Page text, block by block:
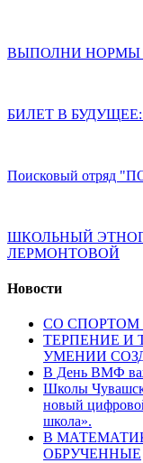
ВЫПОЛНИ НОРМЫ
БИЛЕТ В БУДУЩЕЕ:
Поисковый отряд
ШКОЛЬНЫЙ
ЛЕРМОНТОВОЙ
Новости
СО
ТЕРПЕНИЕ И
УМЕНИИ
В День ВМФ
Школы
новый
школа».
В
ОБРУЧЕННЫЕ